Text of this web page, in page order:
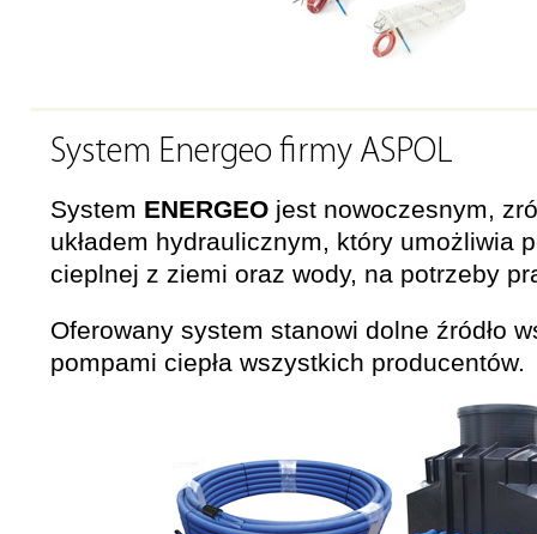
System Energeo firmy ASPOL
System ENERGEO jest nowoczesnym,
układem hydraulicznym, który umożliwia
cieplnej z ziemi oraz wody, na potrzeby
Oferowany system stanowi dolne źródło
pompami ciepła wszystkich producentów.